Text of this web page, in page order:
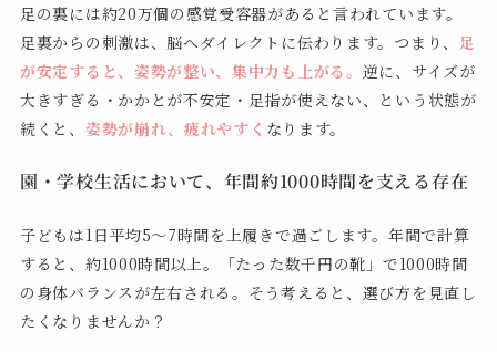
足の裏には約20万個の感覚受容器があると言われています。
足裏からの刺激は、脳へダイレクトに伝わります。つまり、
足
が安定すると、姿勢が整い、集中力も上がる。 逆に、サイズが
大きすぎる・かかとが不安定・足指が使えない、という状態が
続くと、 姿勢が崩れ、疲れやすく なります。
園・学校生活において、年間約1000時間を支える存在
子どもは1日平均5〜7時間を上履きで過ごします。年間で計算
すると、約1000時間以上。「たった数千円の靴」で1000時間
の身体バランスが左右される。そう考えると、選び方を見直し
たくなりませんか？